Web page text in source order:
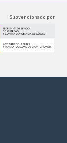
Subvencionado por